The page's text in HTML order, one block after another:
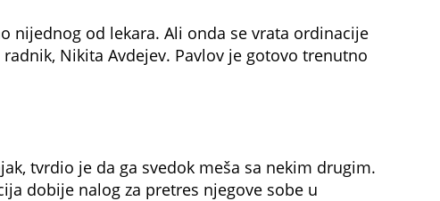
nijednog od lekara. Ali onda se vrata ordinacije
Nikita Avdejev. Pavlov je gotovo trenutno
tvrdio je da ga svedok meša sa nekim drugim.
dobije nalog za pretres njegove sobe u